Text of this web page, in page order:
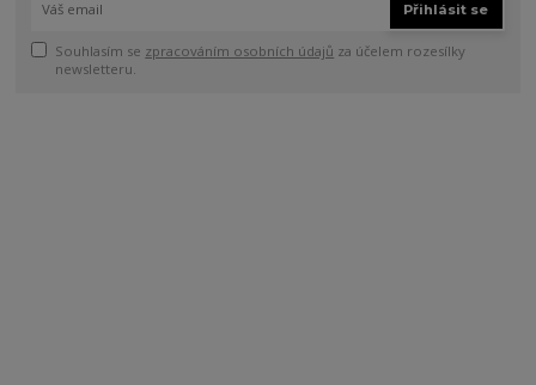
Přihlásit se
Souhlasím se zpracováním osobních údajů za účelem rozesílky
newsletteru.